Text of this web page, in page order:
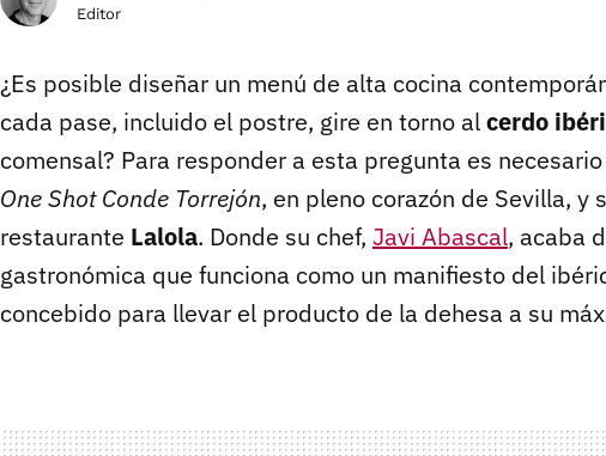
Editor
¿Es posible diseñar un menú de alta cocina
cada pase, incluido el postre, gire en torno alcerdo
comensal? Para responder a esta pregunta es
One Shot Conde Torrejón, en pleno corazón de Sevilla, y
restaurante Lalola. Donde su chef, Javi Abascal, acaba
gastronómica que funciona como un manifiesto del
concebido para llevar el producto de la dehesa a su